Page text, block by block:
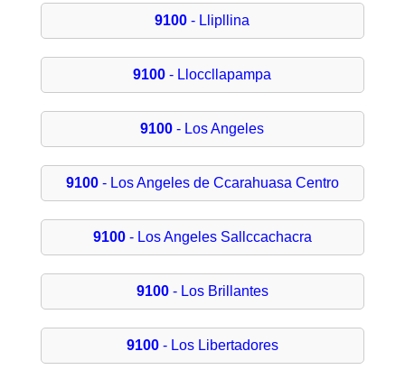
9100 - Llipllina
9100 - Lloccllapampa
9100 - Los Angeles
9100- Los Angeles de Ccarahuasa Centro
9100- Los Angeles Sallccachacra
9100- Los Brillantes
9100- Los Libertadores